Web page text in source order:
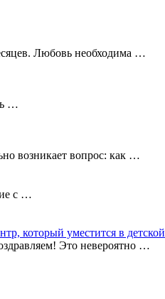
Любовь необходима …
…
возникает вопрос: как …
с …
который уместится в детской
Это невероятно …